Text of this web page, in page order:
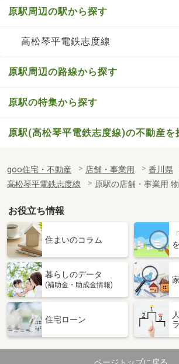
原駅周辺の駅から探す
高松琴平電鉄志度線
原駅周辺の路線から探す
原駅の特集から探す
原駅(高松琴平電鉄志度線)の不動産を
goo住宅・不動産 店舗・事業用 香川県
高松琴平電鉄志度線
原駅の店舗・事業用
お役立ち情報
住まいのコラム
暮らしのデータ
(補助金・助成金情報)
住宅ローン